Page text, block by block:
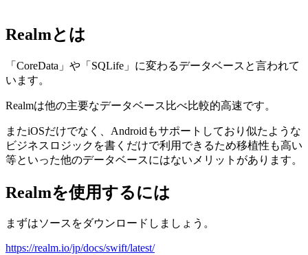
Realmとは
「CoreData」や「SQLife」に変わるデータベースと言われて
います。
Realmは他の主要なデータベース比べ比較的高速です。
またiOSだけでなく、Androidもサポートしており似たような
ビジネスロジックを書くだけで利用できるため移植性も高い
等といった他のデータベースにはないメリットがあります。
Realmを使用するには
まずはソースをダウンロードしましょう。
https://realm.io/jp/docs/swift/latest/